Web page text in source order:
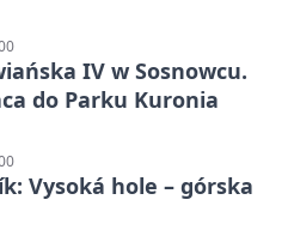
IV w Sosnowcu.
do Parku Kuronia
Vysoká hole – górska